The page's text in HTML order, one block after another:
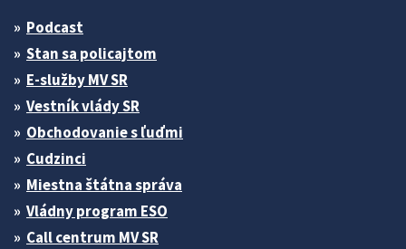
Podcast
Stan sa policajtom
E-služby MV SR
Vestník vlády SR
Obchodovanie s ľuďmi
Cudzinci
Miestna štátna správa
Vládny program ESO
Call centrum MV SR